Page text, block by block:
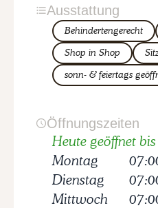
Ausstattung
Behindertengerecht
Shop in Shop
sonn- & feiertags
Öffnungszeiten
Heute geöffnet
Montag
Dienstag
Mittwoch